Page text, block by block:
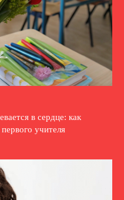
в сердце: как
учителя